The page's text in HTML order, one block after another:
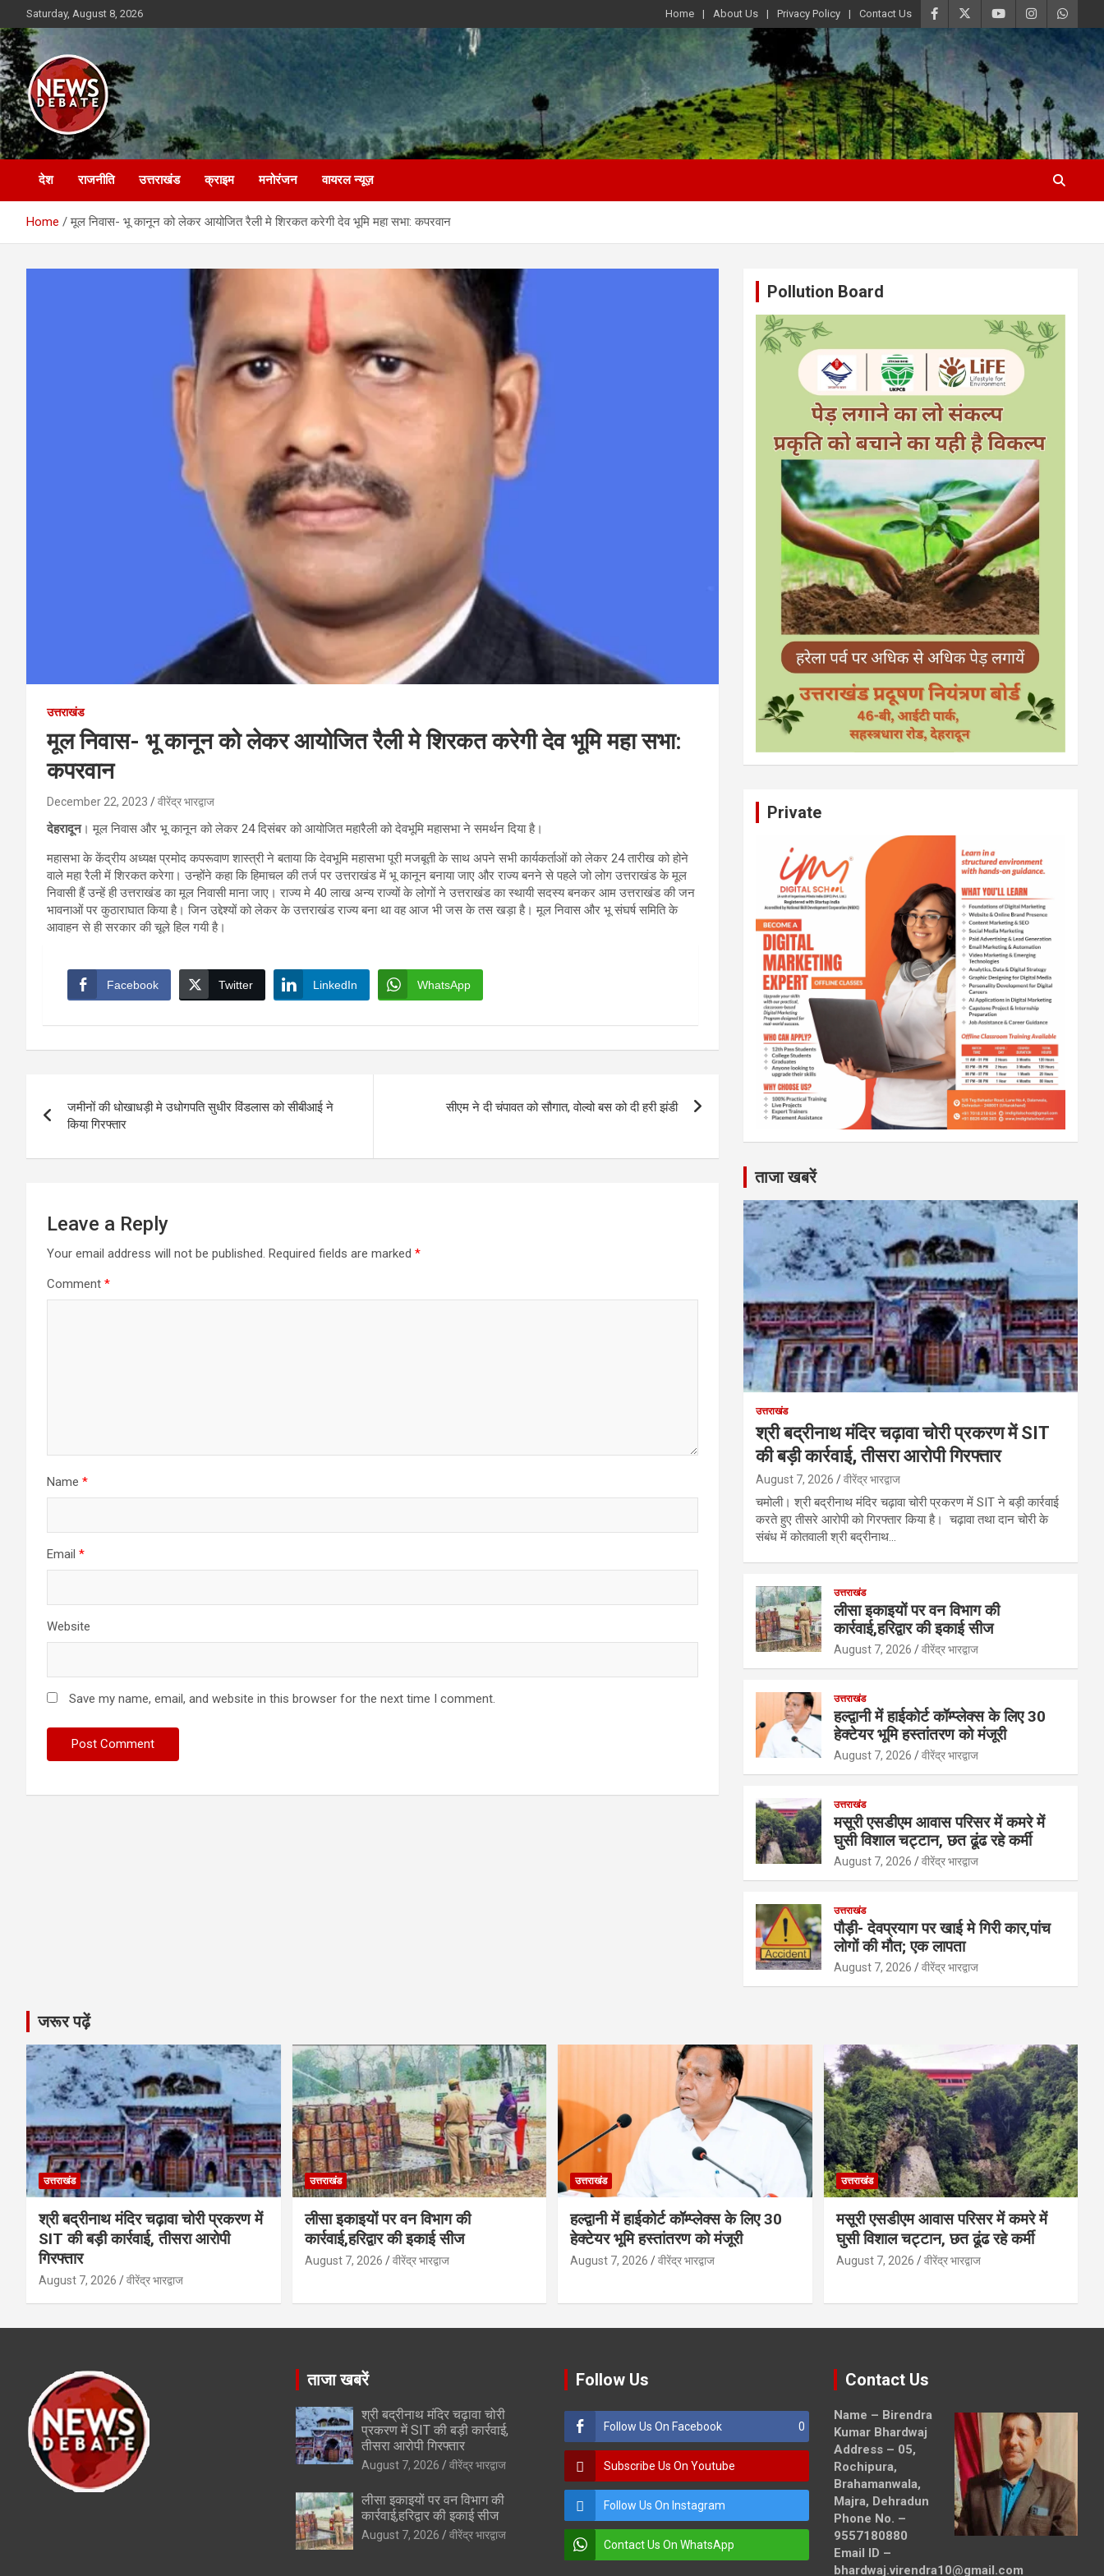
to
content
Saturday, August 8, 2026 Home About Us Privacy Policy Contact Us
News Debate
देश राजनीति उत्तराखंड क्राइम मनोरंजन वायरल न्यूज़
Home मूल निवास- भू कानून को लेकर आयोजित रैली मे शिरकत करेगी देव भूमि महा सभा: कपरवान
उत्तराखंड
मूल निवास- भू कानून को लेकर आयोजित रैली मे शिरकत करेगी देव भूमि महा सभा:
कपरवान
December 22, 2023 वीरेंद्र भारद्वाज
देहरादून। मूल निवास और भू कानून को लेकर 24 दिसंबर को आयोजित महारैली को देवभूमि महासभा ने समर्थन दिया है।
महासभा के केंद्रीय अध्यक्ष प्रमोद कपरूवाण शास्त्री ने बताया कि देवभूमि महासभा पूरी मजबूती के साथ अपने सभी कार्यकर्ताओं को लेकर 24 तारीख को होने
वाले महा रैली में शिरकत करेगा। उन्होंने कहा कि हिमाचल की तर्ज पर उत्तराखंड में भू कानून बनाया जाए और राज्य बनने से पहले जो लोग उत्तराखंड के मूल
निवासी हैं उन्हें ही उत्तराखंड का मूल निवासी माना जाए। राज्य मे 40 लाख अन्य राज्यों के लोगों ने उत्तराखंड का स्थायी सदस्य बनकर आम उत्तराखंड की जन
भावनाओं पर कुठाराघात किया है। जिन उद्देश्यों को लेकर के उत्तराखंड राज्य बना था वह आज भी जस के तस खड़ा है। मूल निवास और भू संघर्ष समिति के
आवाहन से ही सरकार की चूले हिल गयी है।
Facebook Twitter LinkedIn WhatsApp
navigation
जमीनों की धोखाधड़ी मे उधोगपति सुधीर विंडलास को सीबीआई ने
किया गिरफ्तार
सीएम ने दी चंपावत को सौगात, वोल्वो बस को दी हरी झंडी
Leave a Reply
Your email address will not be published. Required fields are marked *
Comment *
Name *
Email *
Website
Save my name, email, and website in this browser for the next time I comment.
Pollution Board
Private
ताजा खबरें
उत्तराखंड
श्री बद्रीनाथ मंदिर चढ़ावा चोरी प्रकरण में SIT
की बड़ी कार्रवाई, तीसरा आरोपी गिरफ्तार
August 7, 2026 वीरेंद्र भारद्वाज
चमोली। श्री बद्रीनाथ मंदिर चढ़ावा चोरी प्रकरण में SIT ने बड़ी कार्रवाई
करते हुए तीसरे आरोपी को गिरफ्तार किया है। चढ़ावा तथा दान चोरी के
संबंध में कोतवाली श्री बद्रीनाथ…
उत्तराखंड
लीसा इकाइयों पर वन विभाग की
कार्रवाई,हरिद्वार की इकाई सीज
August 7, 2026 वीरेंद्र भारद्वाज
उत्तराखंड
हल्द्वानी में हाईकोर्ट कॉम्प्लेक्स के लिए 30
हेक्टेयर भूमि हस्तांतरण को मंजूरी
August 7, 2026 वीरेंद्र भारद्वाज
उत्तराखंड
मसूरी एसडीएम आवास परिसर में कमरे में
घुसी विशाल चट्टान, छत ढूंढ रहे कर्मी
August 7, 2026 वीरेंद्र भारद्वाज
उत्तराखंड
पौड़ी- देवप्रयाग पर खाई मे गिरी कार,पांच
लोगों की मौत; एक लापता
August 7, 2026 वीरेंद्र भारद्वाज
जरूर पढ़ें
उत्तराखंड
श्री बद्रीनाथ मंदिर चढ़ावा चोरी प्रकरण में
SIT की बड़ी कार्रवाई, तीसरा आरोपी
गिरफ्तार
August 7, 2026 वीरेंद्र भारद्वाज
उत्तराखंड
लीसा इकाइयों पर वन विभाग की
कार्रवाई,हरिद्वार की इकाई सीज
August 7, 2026 वीरेंद्र भारद्वाज
उत्तराखंड
हल्द्वानी में हाईकोर्ट कॉम्प्लेक्स के लिए 30
हेक्टेयर भूमि हस्तांतरण को मंजूरी
August 7, 2026 वीरेंद्र भारद्वाज
उत्तराखंड
मसूरी एसडीएम आवास परिसर में कमरे में
घुसी विशाल चट्टान, छत ढूंढ रहे कर्मी
August 7, 2026 वीरेंद्र भारद्वाज
ताजा खबरें
श्री बद्रीनाथ मंदिर चढ़ावा चोरी
प्रकरण में SIT की बड़ी कार्रवाई,
तीसरा आरोपी गिरफ्तार
August 7, 2026 वीरेंद्र भारद्वाज
लीसा इकाइयों पर वन विभाग की
कार्रवाई,हरिद्वार की इकाई सीज
August 7, 2026 वीरेंद्र भारद्वाज
Follow Us
Follow Us On Facebook 0
Subscribe Us On Youtube
Follow Us On Instagram
Contact Us On WhatsApp
Contact Us
Name – Birendra
Kumar Bhardwaj
Address – 05,
Rochipura,
Brahamanwala,
Majra, Dehradun
Phone No. –
9557180880
Email ID –
bhardwaj.virendra10@gmail.com